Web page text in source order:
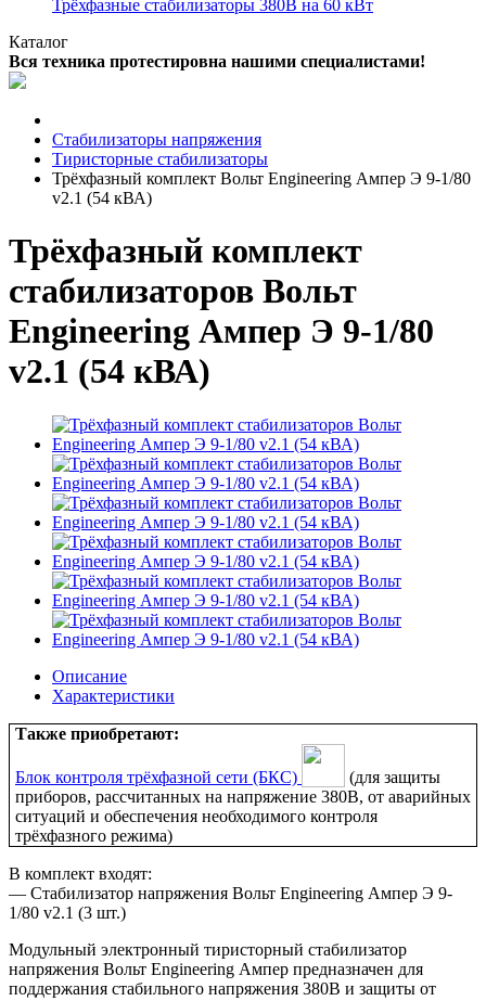
Трёхфазные стабилизаторы 380В на 60 кВт
Каталог
Вся техника протестировна нашими специалистами!
Стабилизаторы напряжения
Тиристорные стабилизаторы
Трёхфазный комплект Вольт Engineering Ампер Э 9-1/80
v2.1 (54 кВА)
Трёхфазный комплект
стабилизаторов Вольт
Engineering Ампер Э 9-1/80
v2.1 (54 кВА)
Описание
Характеристики
Также приобретают:
Блок контроля трёхфазной сети (БКС)
(для защиты
приборов, рассчитанных на напряжение 380В, от аварийных
ситуаций и обеспечения необходимого контроля
трёхфазного режима)
В комплект входят:
— Стабилизатор напряжения Вольт Engineering Ампер Э 9-
1/80 v2.1 (3 шт.)
Модульный электронный тиристорный стабилизатор
напряжения Вольт Engineering Ампер предназначен для
поддержания стабильного напряжения 380В и защиты от